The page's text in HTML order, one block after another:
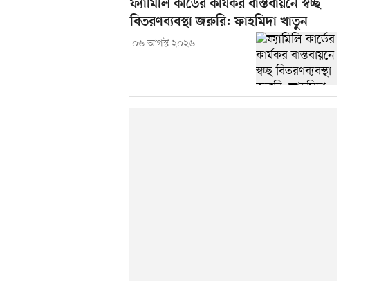
ফ্যামিলি কার্ডের কার্যকর বাস্তবায়নে স্বচ্ছ
বিতরণব্যবস্থা জরুরি: ফাহমিদা খাতুন
০৬ আগস্ট ২০২৬